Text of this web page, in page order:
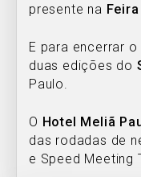
presente na
E para encerrar
duas edições do
Paulo.
O Hotel Meliã
das rodadas de
e Speed Meeting